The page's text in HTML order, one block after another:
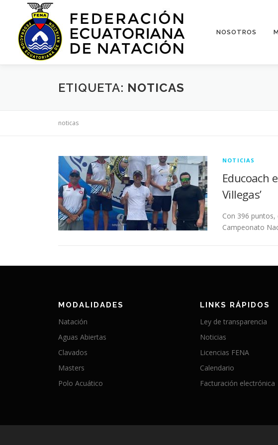
contenido
NOSOTROS
ETIQUETA: NOTICAS
noticas
NOTICIAS
Educoach
Villegas’
Con 396 puntos,
Campeonato
MODALIDADES
Natación
Aguas Abiertas
Clavados
Masters
Polo Acuático
LINKS RÁPIDOS
Ley de transparencia
Noticias
Licencias FENA
Calendario
Facturación electrónica